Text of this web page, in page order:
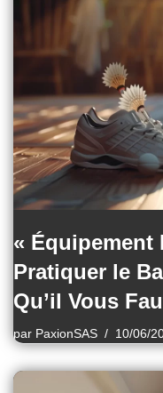
« Équipement
Pratiquer le
Qu’il Vous
par PaxionSAS 10/06/